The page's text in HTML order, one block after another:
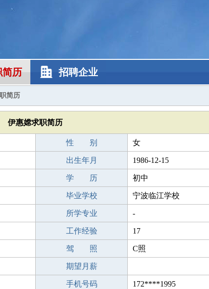
简历 招聘企业
简历
伊惠嫦求职简历
性 别 女
出生年月 1986-12-15
学 历 初中
毕业学校 宁波临江学校
所学专业 -
工作经验 17
驾 照 C照
期望月薪
手机号码 172****1995